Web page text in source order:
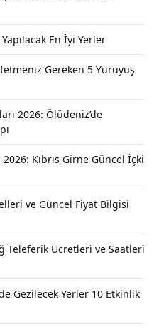
En İyi Yerler
Gereken 5 Yürüyüş
2026: Ölüdeniz’de
Kıbrıs Girne Güncel İçki
ve Güncel Fiyat Bilgisi
Teleferik Ücretleri ve Saatleri
Gezilecek Yerler 10 Etkinlik